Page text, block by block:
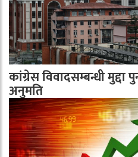
कांग्रेस विवादसम्बन्धी मुद्दा
अनुमति